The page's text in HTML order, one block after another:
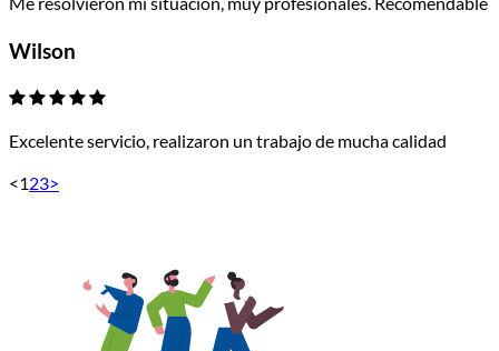
Wilson
Excelente servicio, realizaron un trabajo de mucha calidad
<123>